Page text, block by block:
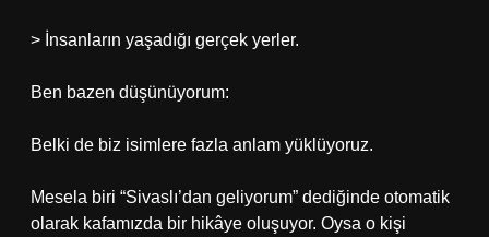
> İnsanların yaşadığı gerçek yerler.
Ben bazen düşünüyorum:
Belki de biz isimlere fazla anlam yüklüyoruz.
Mesela biri “Sivaslı’dan geliyorum” dediğinde otomatik
olarak kafamızda bir hikâye oluşuyor. Oysa o kişi